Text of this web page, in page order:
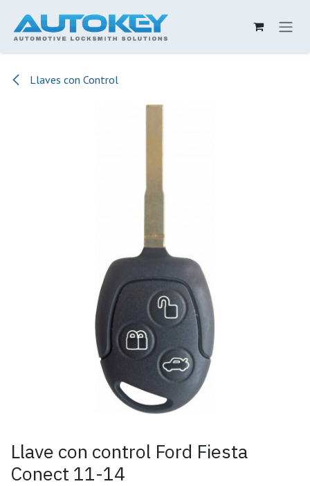
Llaves con Control
Llave con control Ford Fiesta
Conect 11-14